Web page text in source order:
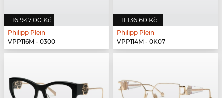
16 947,00 Kč
Philipp Plein
VPP116M - 0300
11 136,60 Kč
Philipp Plein
VPP114M - 0K07